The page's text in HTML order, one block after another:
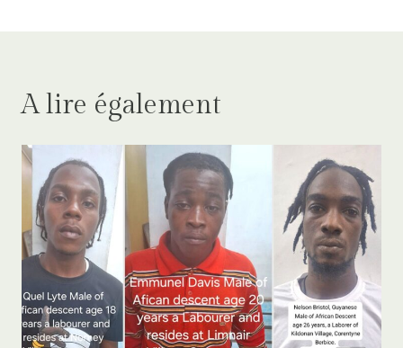
A lire également